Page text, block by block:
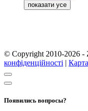
© Copyright 2010-2026 -
конфіденційності
Появились вопросы?